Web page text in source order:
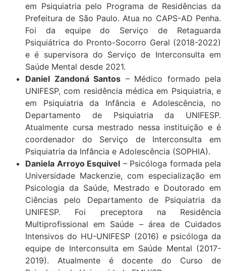
em Psiquiatria pelo Programa de Residências da
Prefeitura de São Paulo. Atua no CAPS-AD Penha.
Foi da equipe do Serviço de Retaguarda
Psiquiátrica do Pronto-Socorro Geral (2018-2022)
e é supervisora do Serviço de Interconsulta em
Saúde Mental desde 2021.
Daniel Zandoná Santos – Médico formado pela
UNIFESP, com residência médica em Psiquiatria, e
em Psiquiatria da Infância e Adolescência, no
Departamento de Psiquiatria da UNIFESP.
Atualmente cursa mestrado nessa instituição e é
coordenador do Serviço de Interconsulta em
Psiquiatria da Infância e Adolescência (SOPHIA).
Daniela Arroyo Esquivel – Psicóloga formada pela
Universidade Mackenzie, com especialização em
Psicologia da Saúde, Mestrado e Doutorado em
Ciências pelo Departamento de Psiquiatria da
UNIFESP. Foi preceptora na Residência
Multiprofissional em Saúde – área de Cuidados
Intensivos do HU-UNIFESP (2016) e psicóloga da
equipe de Interconsulta em Saúde Mental (2017-
2019). Atualmente é docente do Curso de